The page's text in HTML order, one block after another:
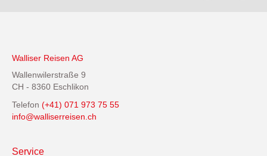
Walliser Reisen AG
Wallenwilerstraße 9
CH - 8360 Eschlikon
Telefon (+41) 071 973 75 55
info@walliserreisen.ch
Service